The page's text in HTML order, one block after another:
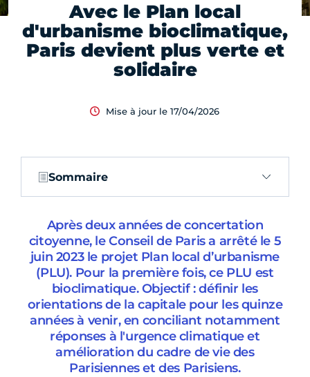
Avec le Plan local
d'urbanisme bioclimatique,
Paris devient plus verte et
solidaire
Mise à jour le 17/04/2026
Sommaire
Après deux années de concertation
citoyenne, le Conseil de Paris a arrêté le 5
juin 2023 le projet Plan local d’urbanisme
(PLU). Pour la première fois, ce PLU est
bioclimatique. Objectif : définir les
orientations de la capitale pour les quinze
années à venir, en conciliant notamment
réponses à l'urgence climatique et
amélioration du cadre de vie des
Parisiennes et des Parisiens.